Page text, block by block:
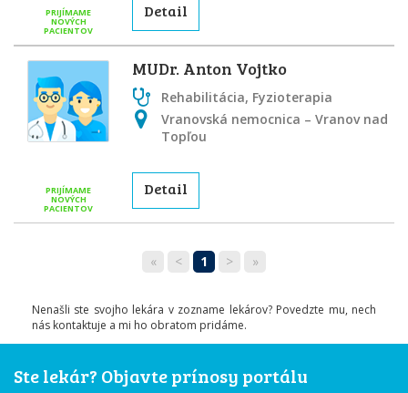
PRIJÍMAME
NOVÝCH
PACIENTOV
Detail
PRIJÍMAME
NOVÝCH
PACIENTOV
MUDr. Anton Vojtko
Rehabilitácia, Fyzioterapia
Vranovská nemocnica – Vranov nad
Topľou
Detail
« < 1 > »
Nenašli ste svojho lekára v zozname lekárov? Povedzte mu, nech
nás kontaktuje a mi ho obratom pridáme.
Ste lekár? Objavte prínosy portálu